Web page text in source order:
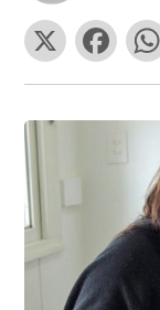
X
F
a
c
o
o
k